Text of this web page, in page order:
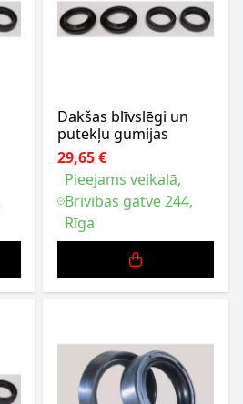
Dakšas blīvslēgi un
putekļu gumijas
29,65 €
Pieejams veikalā,
Brīvības gatve 244,
Rīga